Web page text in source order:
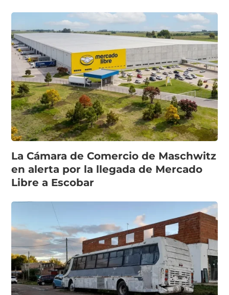
La Cámara de Comercio de Maschwitz
en alerta por la llegada de Mercado
Libre a Escobar